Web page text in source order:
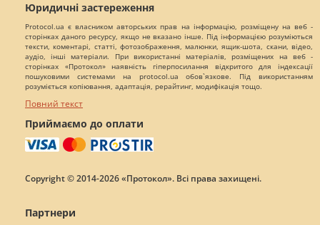
Юридичні застереження
Protocol.ua є власником авторських прав на інформацію, розміщену на веб -
сторінках даного ресурсу, якщо не вказано інше. Під інформацією розуміються
тексти, коментарі, статті, фотозображення, малюнки, ящик-шота, скани, відео,
аудіо, інші матеріали. При використанні матеріалів, розміщених на веб -
сторінках «Протокол» наявність гіперпосилання відкритого для індексації
пошуковими системами на protocol.ua обов`язкове. Під використанням
розуміється копіювання, адаптація, рерайтинг, модифікація тощо.
Повний текст
Приймаємо до оплати
Copyright © 2014-2026 «Протокол». Всі права захищені.
Партнери